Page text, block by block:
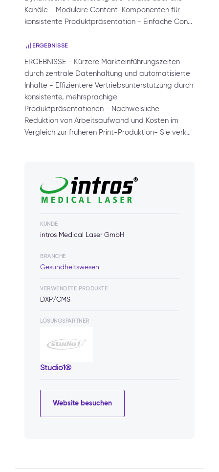
Kanäle - Modulare Content-Komponenten für
konsistente Produktpräsentation - Einfache Con…
ERGEBNISSE
ERGEBNISSE - Kürzere Markteinführungszeiten
durch zentrale Datenhaltung und automatisierte
Inhalte - Effizientere Vertriebsunterstützung durch
konsistente, mehrsprachige
Produktpräsentationen - Nachweisliche
Reduktion von Arbeitsaufwand und Kosten im
Vergleich zur früheren Print-Produktion- Sie verk…
KUNDE
intros Medical Laser GmbH
BRANCHE
Gesundheitswesen
VERWENDETE PRODUKTE
DXP/CMS
LÖSUNGSPARTNER
Studio1®
Website besuchen